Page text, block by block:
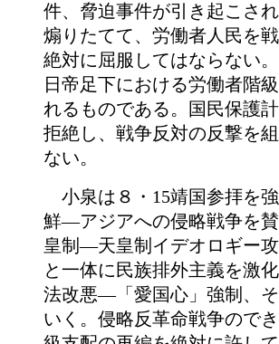
件、脅迫事件が引き起こさ
煽りたてて、労働者人民を
絶対に屈服してはならない
日帝足下における労働者階
れるものである。国民保護
拒絶し、戦争反対の反撃を
ない。
小泉は８・15靖国参拝を
鮮―アジアへの侵略戦争を
皇制―天皇制イデオロギー
と一体に民族排外主義を激
法改悪―「愛国心」強制、
いく。侵略反革命戦争ので